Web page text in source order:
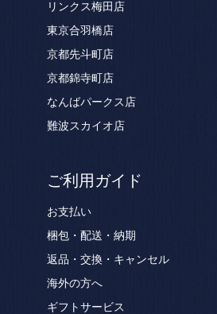
リンクス梅田店
東京合羽橋店
京都先斗町店
京都錦寺町店
なんばパークス店
難波スカイオ店
ご利用ガイド
お支払い
梱包・配送・納期
返品・交換・キャンセル
海外の方へ
ギフトサービス